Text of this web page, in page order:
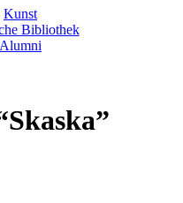
Kunst
Bibliothek
Alumni